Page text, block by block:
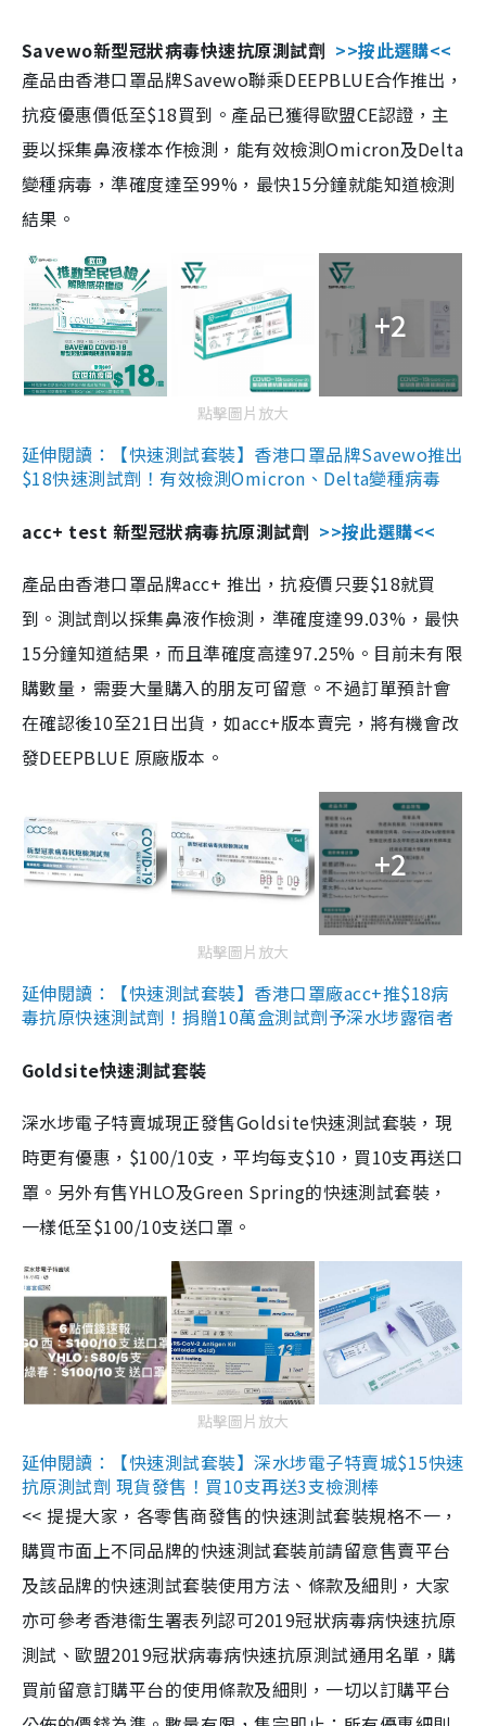
Savewo新型冠狀病毒快速抗原測試劑 >>按此選購<<
產品由香港口罩品牌Savewo聯乘DEEPBLUE合作推出，
抗疫優惠價低至$18買到。產品已獲得歐盟CE認證，主
要以採集鼻液樣本作檢測，能有效檢測Omicron及Delta
變種病毒，準確度達至99%，最快15分鐘就能知道檢測
結果。
+2
點擊圖片放大
延伸閱讀：【快速測試套裝】香港口罩品牌Savewo推出
$18快速測試劑！有效檢測Omicron、Delta變種病毒
acc+ test 新型冠狀病毒抗原測試劑 >>按此選購<<
產品由香港口罩品牌acc+ 推出，抗疫價只要$18就買
到。測試劑以採集鼻液作檢測，準確度達99.03%，最快
15分鐘知道結果，而且準確度高達97.25%。目前未有限
購數量，需要大量購入的朋友可留意。不過訂單預計會
在確認後10至21日出貨，如acc+版本賣完，將有機會改
發DEEPBLUE 原廠版本。
+2
點擊圖片放大
延伸閱讀：【快速測試套裝】香港口罩廠acc+推$18病
毒抗原快速測試劑！捐贈10萬盒測試劑予深水埗露宿者
Goldsite快速測試套裝
深水埗電子特賣城現正發售Goldsite快速測試套裝，現
時更有優惠，$100/10支，平均每支$10，買10支再送口
罩。另外有售YHLO及Green Spring的快速測試套裝，
一樣低至$100/10支送口罩。
點擊圖片放大
延伸閱讀：【快速測試套裝】深水埗電子特賣城$15快速
抗原測試劑 現貨發售！買10支再送3支檢測棒
<< 提提大家，各零售商發售的快速測試套裝規格不一，
購買市面上不同品牌的快速測試套裝前請留意售賣平台
及該品牌的快速測試套裝使用方法、條款及細則，大家
亦可參考香港衞生署表列認可2019冠狀病毒病快速抗原
測試、歐盟2019冠狀病毒病快速抗原測試通用名單，購
買前留意訂購平台的使用條款及細則，一切以訂購平台